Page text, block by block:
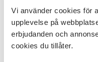
Vi använder cookies för
upplevelse på
erbjudanden och
cookies du tillåter.
Äta och fika
Enklare lunch och
önskemål om